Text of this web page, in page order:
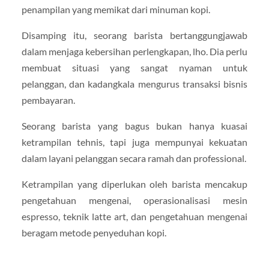
penampilan yang memikat dari minuman kopi.
Disamping itu, seorang barista bertanggungjawab
dalam menjaga kebersihan perlengkapan, lho. Dia perlu
membuat situasi yang sangat nyaman untuk
pelanggan, dan kadangkala mengurus transaksi bisnis
pembayaran.
Seorang barista yang bagus bukan hanya kuasai
ketrampilan tehnis, tapi juga mempunyai kekuatan
dalam layani pelanggan secara ramah dan professional.
Ketrampilan yang diperlukan oleh barista mencakup
pengetahuan mengenai, operasionalisasi mesin
espresso, teknik latte art, dan pengetahuan mengenai
beragam metode penyeduhan kopi.